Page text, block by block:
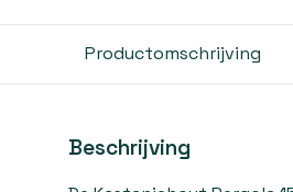
Productomschrijving
Beschrijving